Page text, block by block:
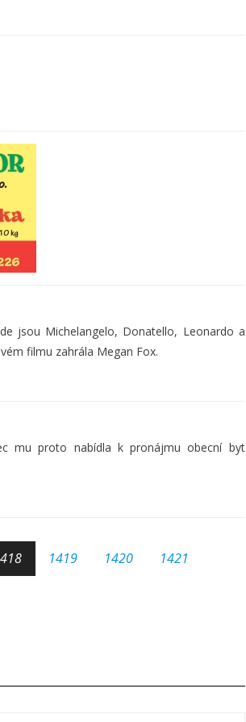
jsou Michelangelo, Donatello, Leonardo a
filmu zahrála Megan Fox.
mu proto nabídla k pronájmu obecní byt
1419 1420
1421